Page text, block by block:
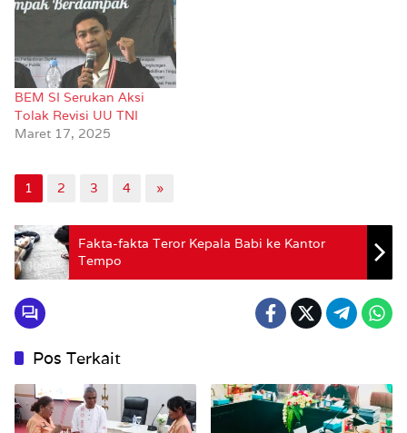
BEM SI Serukan Aksi
Tolak Revisi UU TNI
Maret 17, 2025
1 2 3 4 »
Fakta-fakta Teror Kepala Babi ke Kantor
Tempo
Pos Terkait